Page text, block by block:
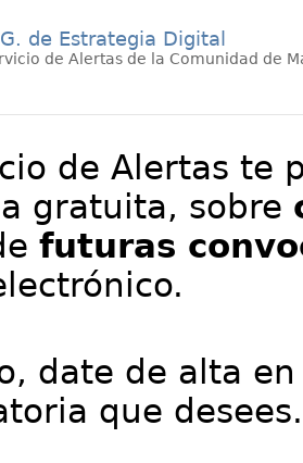
de Estrategia Digital
de Alertas de la Comunidad de
de Alertas te
gratuita, sobre
futuras
date de alta
que desees.